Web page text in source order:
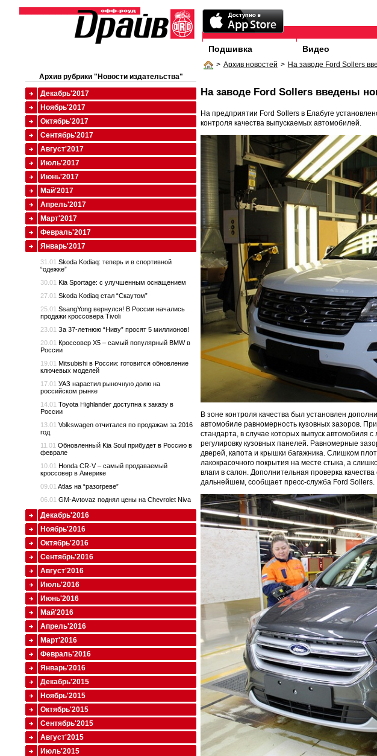
Подшивка Видео
> Архив новостей > На заводе Ford Sollers
На заводе Ford Sollers введены
На предприятии Ford Sollers в Елабуге
контроля качества выпускаемых автомобилей.
В зоне контроля качества был установлен
автомобиле равномерность кузовных зазоров.
стандарта, в случае которых выпуск автомобиля
регулировку кузовных панелей. Равномерные
дверей, капота и крышки багажника. Слишком
лакокрасочного покрытия на месте стыка, а
влаги в салон. Дополнительная проверка
дальнейшем, сообщает пресс-служба Ford Sollers.
Архив рубрики "Новости издательства"
Декабрь'2017
Ноябрь'2017
Октябрь'2017
Сентябрь'2017
Август'2017
Июль'2017
Июнь'2017
Май'2017
Апрель'2017
Март'2017
Февраль'2017
Январь'2017
31.01 Skoda Kodiaq: теперь и в спортивной
“одежке”
30.01 Kia Sportage: с улучшенным оснащением
27.01 Skoda Kodiaq стал “Скаутом”
25.01 SsangYong вернулся! В России начались
продажи кроссовера Tivoli
23.01 За 37-летнюю “Ниву” просят 5 миллионов!
20.01 Кроссовер X5 – самый популярный BMW в
России
19.01 Mitsubishi в России: готовится обновление
ключевых моделей
17.01 УАЗ нарастил рыночную долю на
российском рынке
14.01 Toyota Highlander доступна к заказу в
России
13.01 Volkswagen отчитался по продажам за 2016
год
11.01 Обновленный Kia Soul прибудет в Россию в
феврале
10.01 Honda CR-V – самый продаваемый
кроссовер в Америке
09.01 Atlas на “разогреве”
06.01 GM-Avtovaz поднял цены на Chevrolet Niva
Декабрь'2016
Ноябрь'2016
Октябрь'2016
Сентябрь'2016
Август'2016
Июль'2016
Июнь'2016
Май'2016
Апрель'2016
Март'2016
Февраль'2016
Январь'2016
Декабрь'2015
Ноябрь'2015
Октябрь'2015
Сентябрь'2015
Август'2015
Июль'2015